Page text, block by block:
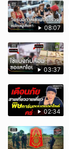
08:07
03:37
02:34